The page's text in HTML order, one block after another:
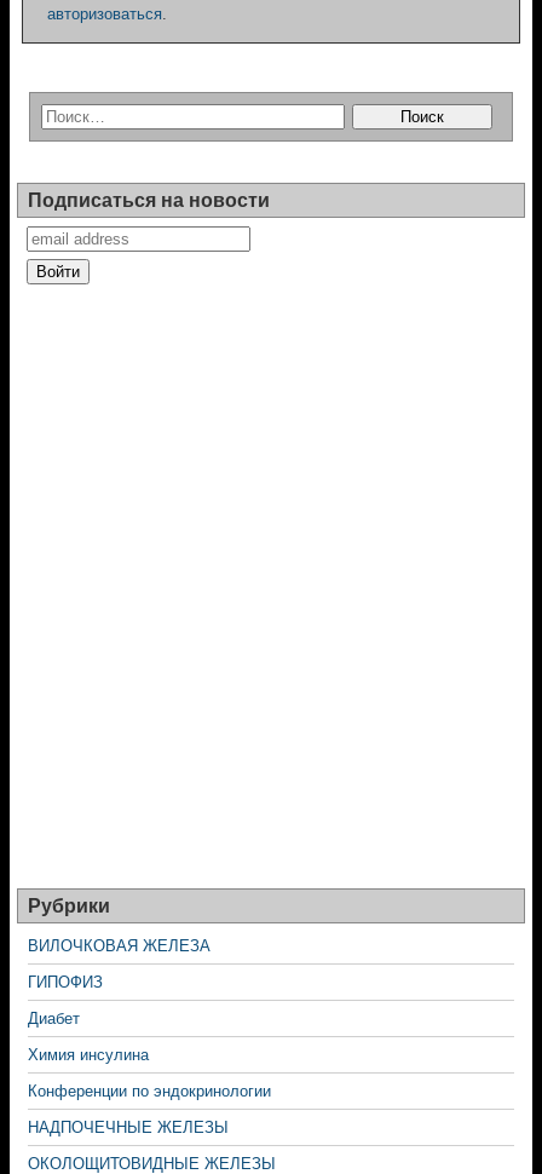
авторизоваться.
Подписаться на новости
Рубрики
ВИЛОЧКОВАЯ ЖЕЛЕЗА
ГИПОФИЗ
Диабет
Химия инсулина
Конференции по эндокринологии
НАДПОЧЕЧНЫЕ ЖЕЛЕЗЫ
ОКОЛОЩИТОВИДНЫЕ ЖЕЛЕЗЫ